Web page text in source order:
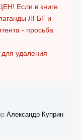
Если в книге
ЛГБТ и
- просьба
для удаления
Александр Куприн